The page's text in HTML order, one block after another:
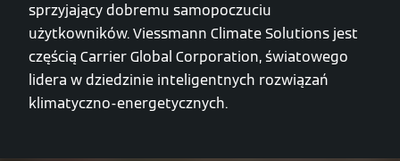
sprzyjający dobremu samopoczuciu
użytkowników. Viessmann Climate Solutions jest
częścią Carrier Global Corporation, światowego
lidera w dziedzinie inteligentnych rozwiązań
klimatyczno-energetycznych.